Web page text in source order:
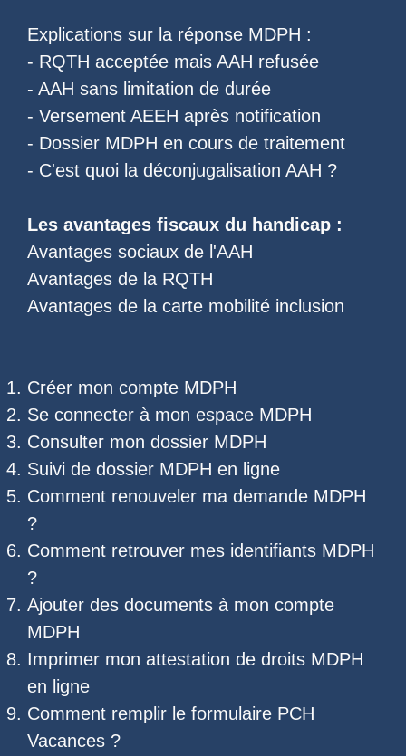
Explications sur la réponse MDPH :
- RQTH acceptée mais AAH refusée
- AAH sans limitation de durée
- Versement AEEH après notification
- Dossier MDPH en cours de traitement
- C'est quoi la déconjugalisation AAH ?
Les avantages fiscaux du handicap :
Avantages sociaux de l'AAH
Avantages de la RQTH
Avantages de la carte mobilité inclusion
Créer mon compte MDPH
Se connecter à mon espace MDPH
Consulter mon dossier MDPH
Suivi de dossier MDPH en ligne
Comment renouveler ma demande MDPH
?
Comment retrouver mes identifiants MDPH
?
Ajouter des documents à mon compte
MDPH
Imprimer mon attestation de droits MDPH
en ligne
Comment remplir le formulaire PCH
Vacances ?